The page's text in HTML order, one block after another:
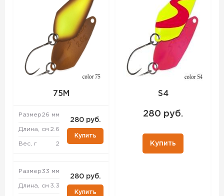
75M
Размер26 мм
Длина, см 2.6
Вес, г 2
280 руб.
Купить
Размер33 мм
Длина, см 3.3
280 руб.
Купить
S4
280 руб.
Купить